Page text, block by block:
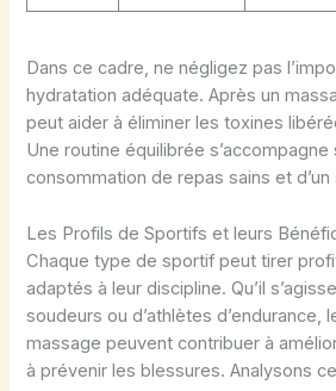
Dans ce cadre, ne négligez pas
hydratation adéquate. Après un
peut aider à éliminer les toxines
Une routine équilibrée
consommation de repas sains et
Les Profils de Sportifs et leurs
Chaque type de sportif peut tirer
adaptés à leur discipline. Qu’il
soudeurs ou d’athlètes d’endurance,
massage peuvent contribuer à
à prévenir les blessures. Analysons